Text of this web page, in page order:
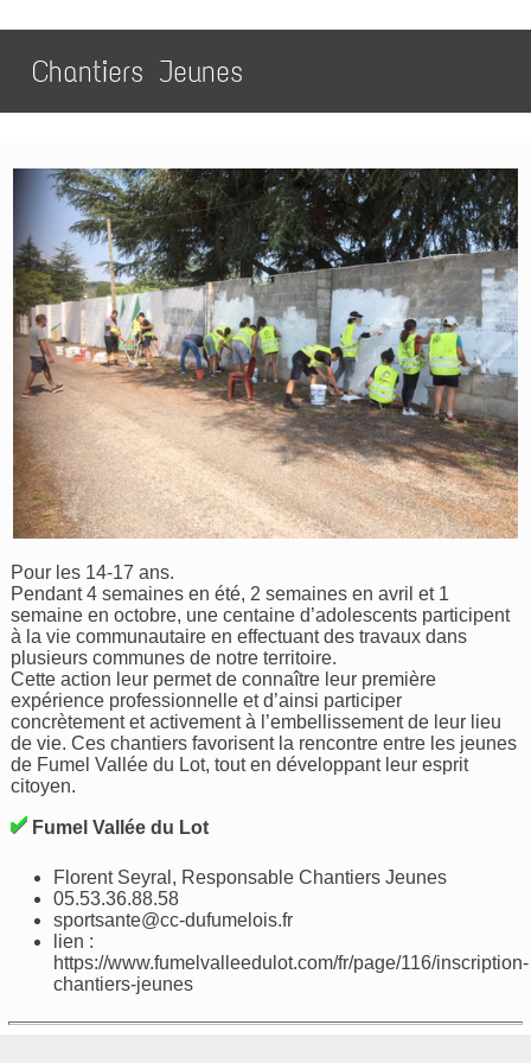
Chantiers Jeunes
Pour les 14-17 ans.
Pendant 4 semaines en été, 2 semaines en avril et 1
semaine en octobre, une centaine d’adolescents participent
à la vie communautaire en effectuant des travaux dans
plusieurs communes de notre territoire.
Cette action leur permet de connaître leur première
expérience professionnelle et d’ainsi participer
concrètement et activement à l’embellissement de leur lieu
de vie. Ces chantiers favorisent la rencontre entre les jeunes
de Fumel Vallée du Lot, tout en développant leur esprit
citoyen.
Fumel Vallée du Lot
Florent Seyral, Responsable Chantiers Jeunes
05.53.36.88.58
sportsante@cc-dufumelois.fr
lien :
https://www.fumelvalleedulot.com/fr/page/116/inscription-
chantiers-jeunes